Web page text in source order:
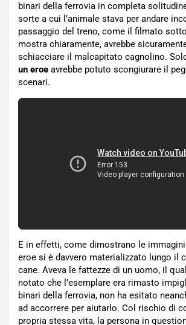
binari della ferrovia in completa
sorte a cui l’animale stava per andare
passaggio del treno, come il filmato
mostra chiaramente, avrebbe
schiacciare il malcapitato cagnolino.
un eroe avrebbe potuto scongiurare il
scenari.
E in effetti, come dimostrano le
eroe si è davvero materializzato lungo il
cane. Aveva le fattezze di un uomo, il
notato che l’esemplare era rimasto
binari della ferrovia, non ha esitato
ad accorrere per aiutarlo. Col rischio di
propria stessa vita, la persona in